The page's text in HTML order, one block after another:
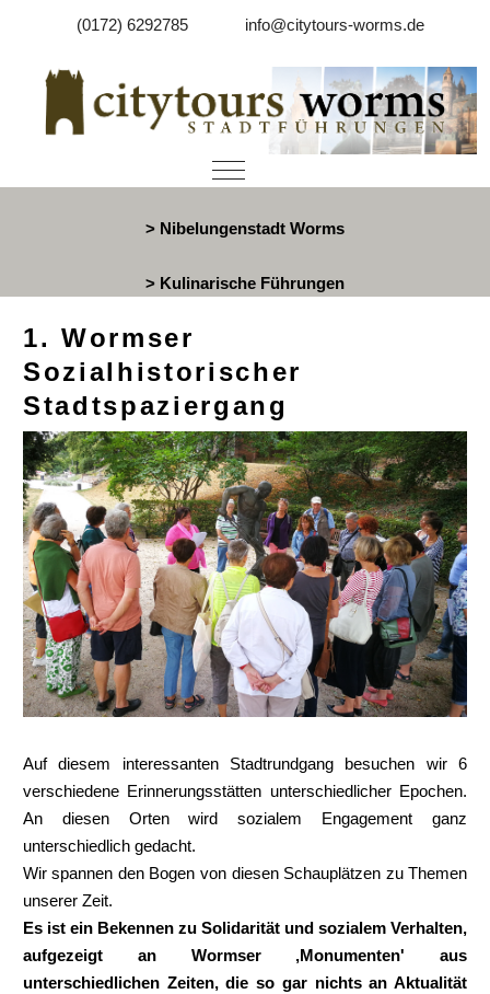
(0172) 6292785 info@citytours-worms.de
Mobile Menu Toggle
> Nibelungenstadt Worms
> Kulinarische Führungen
1. Wormser
Sozialhistorischer
Stadtspaziergang
Auf diesem interessanten Stadtrundgang besuchen wir 6
verschiedene Erinnerungsstätten unterschiedlicher Epochen.
An diesen Orten wird sozialem Engagement ganz
unterschiedlich gedacht.
Wir spannen den Bogen von diesen Schauplätzen zu Themen
unserer Zeit.
Es ist ein Bekennen zu Solidarität und sozialem Verhalten,
aufgezeigt an Wormser ‚Monumenten' aus
unterschiedlichen Zeiten, die so gar nichts an Aktualität